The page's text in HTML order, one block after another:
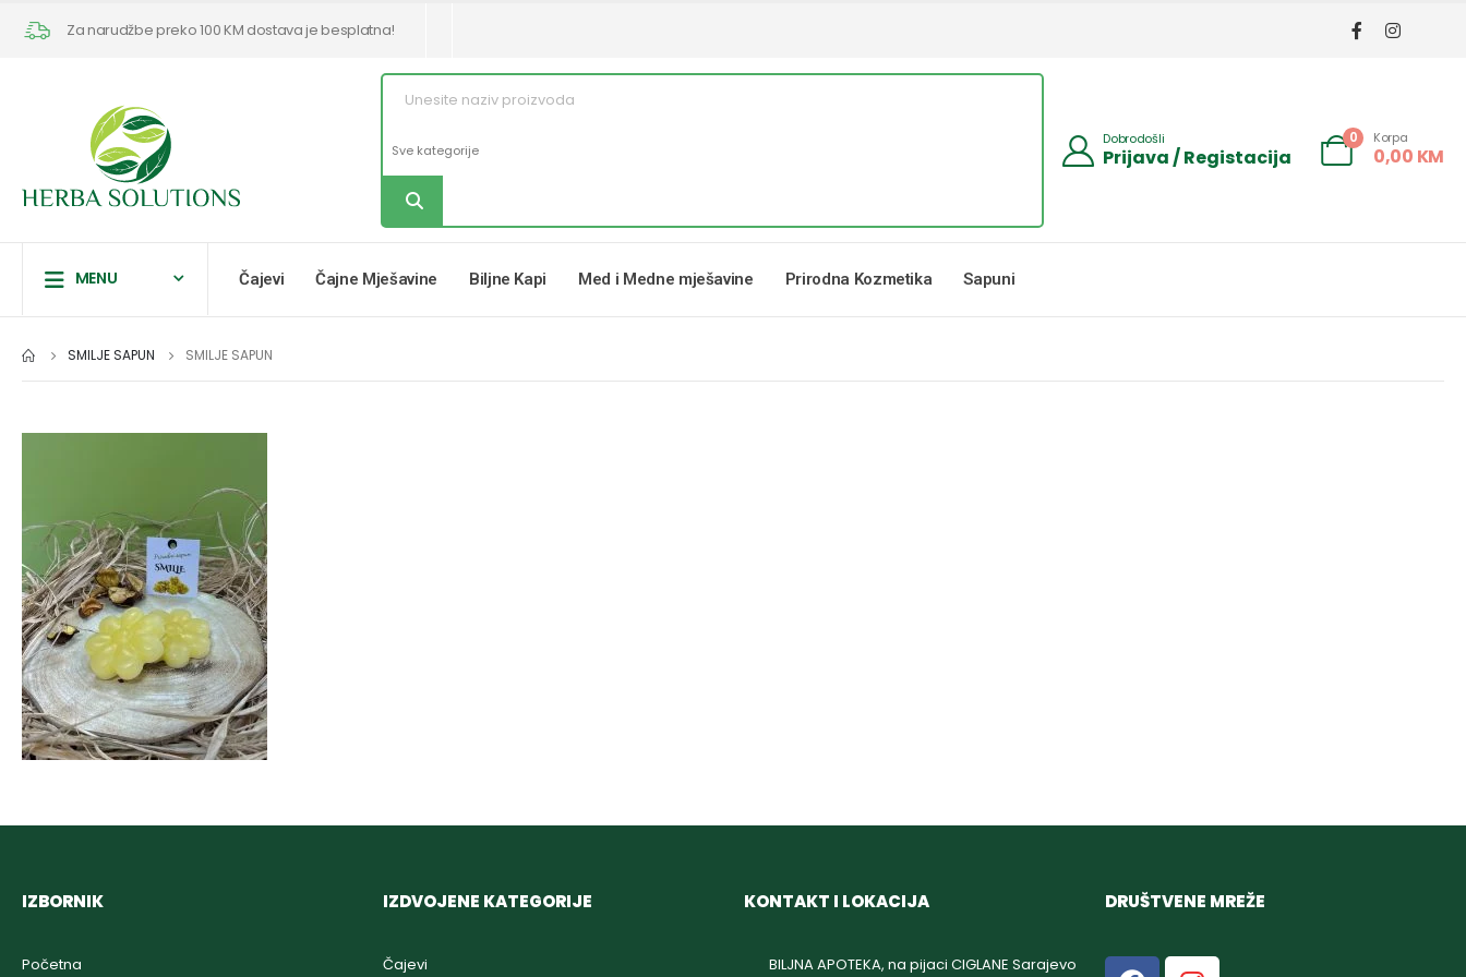
Za narudžbe preko 100 KM dostava je besplatna!
Dobrodošli
Prijava / Registacija
0 Korpa
0,00 KM
MENU Čajevi Čajne Mješavine Biljne Kapi Med i Medne mješavine Prirodna Kozmetika Sapuni
SMILJE SAPUN SMILJE SAPUN
IZBORNIK
Početna
IZDVOJENE KATEGORIJE
Čajevi
KONTAKT I LOKACIJA
BILJNA APOTEKA, na pijaci CIGLANE Sarajevo
DRUŠTVENE MREŽE